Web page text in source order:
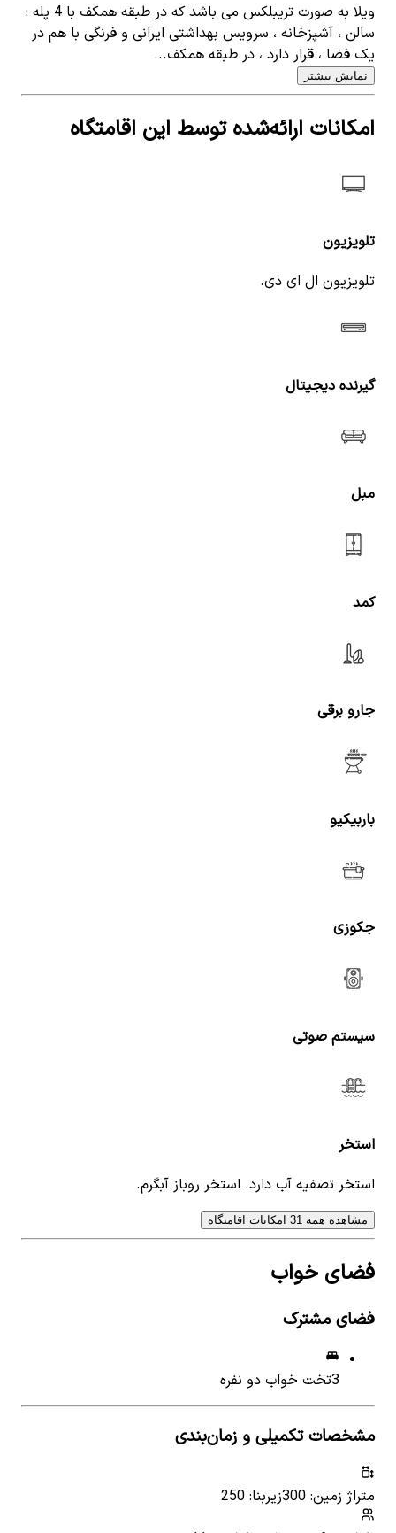
ویلا به صورت تریبلکس می باشد که در طبقه همکف با 4 پله :
سالن ، آشپزخانه ، سرویس بهداشتی ایرانی و فرنگی با هم در
یک فضا ، قرار دارد ، در طبقه همکف...
نمایش بیشتر
امکانات ارائه‌شده توسط این اقامتگاه
تلویزیون
تلویزیون ال ای دی.
گیرنده دیجیتال
مبل
کمد
جارو برقی
باربیکیو
جکوزی
سیستم صوتی
استخر
استخر تصفیه آب دارد. استخر روباز آبگرم.
مشاهده همه 31 امکانات اقامتگاه
فضای خواب
فضای مشترک
3تخت خواب دو نفره
مشخصات تکمیلی و زمان‌بندی
متراژ زمین: 300
زیربنا: 250